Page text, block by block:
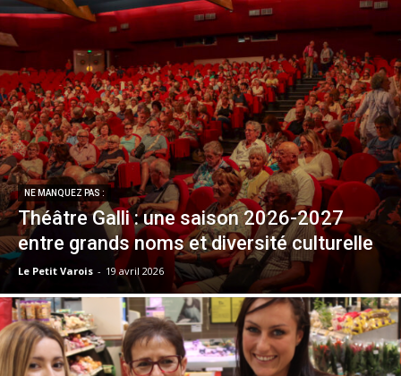
NE MANQUEZ PAS :
Théâtre Galli : une saison 2026-2027
entre grands noms et diversité culturelle
Le Petit Varois - 19 avril 2026